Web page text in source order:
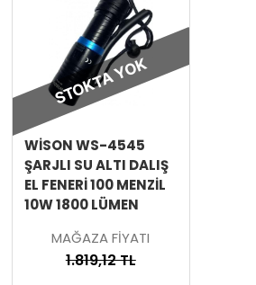
ÜRÜNÜ STOKTA YOK
WISON WS-4545
ŞARJLI SU ALTI DALIŞ
EL FENERI 100 MENZIL
10W 1800 LÜMEN
MAĞAZA FİYATI
1.819,12 TL